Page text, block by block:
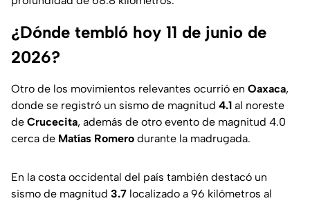
¿Dónde tembló hoy 11 de junio de
2026?
Otro de los movimientos relevantes ocurrió en Oaxaca,
donde se registró un sismo de magnitud 4.1 al noreste
de Crucecita, además de otro evento de magnitud 4.0
cerca de Matías Romero durante la madrugada.
En la costa occidental del país también destacó un
sismo de magnitud 3.7 localizado a 96 kilómetros al